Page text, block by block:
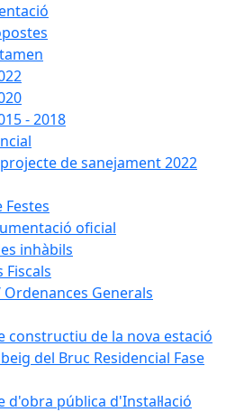
- 2018
de sanejament 2022
Festes
oficial
inhàbils
Fiscals
Generals
constructiu de la nova estació
del Bruc Residencial Fase
d'obra pública d'Instal·lació